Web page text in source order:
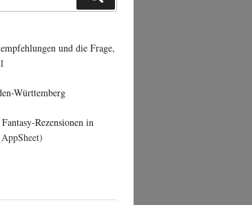
und die Frage,
Württemberg
Rezensionen in